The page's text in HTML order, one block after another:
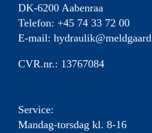
DK-6200 Aabenraa
Telefon: +45 74 33 72 00
E-mail:
CVR.nr.: 13767084
Service:
Mandag-torsdag kl. 8-16